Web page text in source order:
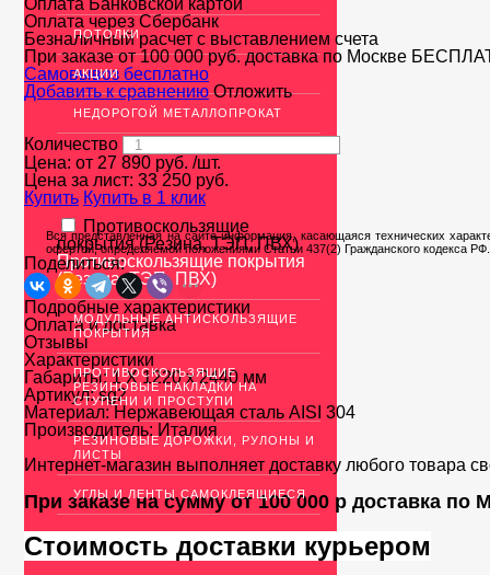
ПОТОЛКИ
АКЦИИ
НЕДОРОГОЙ МЕТАЛЛОПРОКАТ
Противоскользящие
покрытия (Резина, ТЭП, ПВХ)
Противоскользящие покрытия
(Резина, ТЭП, ПВХ)
МОДУЛЬНЫЕ АНТИСКОЛЬЗЯЩИЕ
ПОКРЫТИЯ
ПРОТИВОСКОЛЬЗЯЩИЕ
РЕЗИНОВЫЕ НАКЛАДКИ НА
СТУПЕНИ И ПРОСТУПИ
РЕЗИНОВЫЕ ДОРОЖКИ, РУЛОНЫ И
ЛИСТЫ
УГЛЫ И ЛЕНТЫ САМОКЛЕЯЩИЕСЯ
Оплата Банковской картой
Оплата через Сбербанк
Безналичный расчет с выставлением счета
При заказе от 100 000 руб. доставка по Москве
Cамовывоз бесплатно
Добавить к сравнению Отложить
Количество
Цена: от 27 890 руб. /шт.
Цена за лист: 33 250 руб.
Купить Купить в 1 клик
Вся представленная на сайте информация, касающаяся технических
офертой, определяемой положениями Статьи 437(2) Гражданского кодекса
Поделиться:
Подробные характеристики
Оплата и доставка
Отзывы
Характеристики
Габариты: 1 Х 1220 х 2440 мм
Артикул:sg2
Материал: Нержавеющая сталь AISI 304
Производитель: Италия
Интернет-магазин выполняет доставку любого товара
При заказе на сумму от 100 000 р доставка по
Стоимость доставки курьером